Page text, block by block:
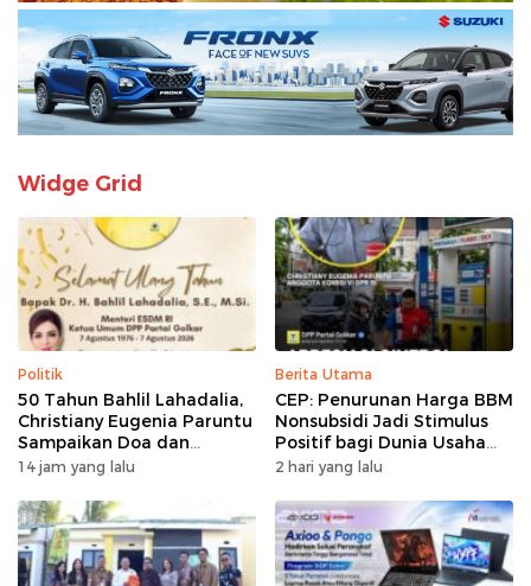
Widge Grid
Politik
50 Tahun Bahlil Lahadalia,
Christiany Eugenia Paruntu
Sampaikan Doa dan
Harapan
14 jam yang lalu
Berita Utama
CEP: Penurunan Harga BBM
Nonsubsidi Jadi Stimulus
Positif bagi Dunia Usaha
dan Pertumbuhan Ekonomi
2 hari yang lalu